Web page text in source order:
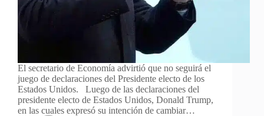
El secretario de Economía advirtió que no seguirá el
juego de declaraciones del Presidente electo de los
Estados Unidos. Luego de las declaraciones del
presidente electo de Estados Unidos, Donald Trump,
en las cuales expresó su intención de cambiar…